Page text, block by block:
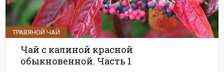
ТРАВЯНОЙ ЧАЙ
Чай с калиной красной
обыкновенной. Часть 1